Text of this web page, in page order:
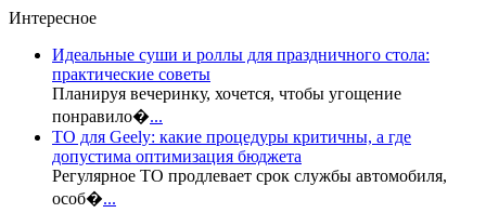
Интересное
Идеальные суши и роллы для праздничного стола:
практические советы
Планируя вечеринку, хочется, чтобы угощение
понравило�...
ТО для Geely: какие процедуры критичны, а где
допустима оптимизация бюджета
Регулярное ТО продлевает срок службы автомобиля,
особ�...